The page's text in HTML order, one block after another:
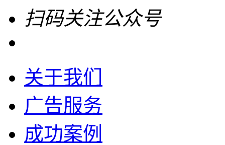
扫码关注公众号
关于我们
广告服务
成功案例